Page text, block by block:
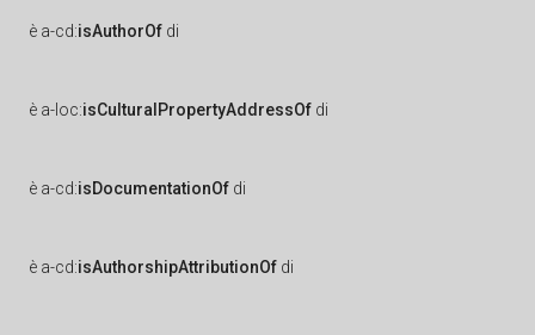
è a-cd:isAuthorOf di
è a-loc:isCulturalPropertyAddressOf di
è a-cd:isDocumentationOf di
è a-cd:isAuthorshipAttributionOf di